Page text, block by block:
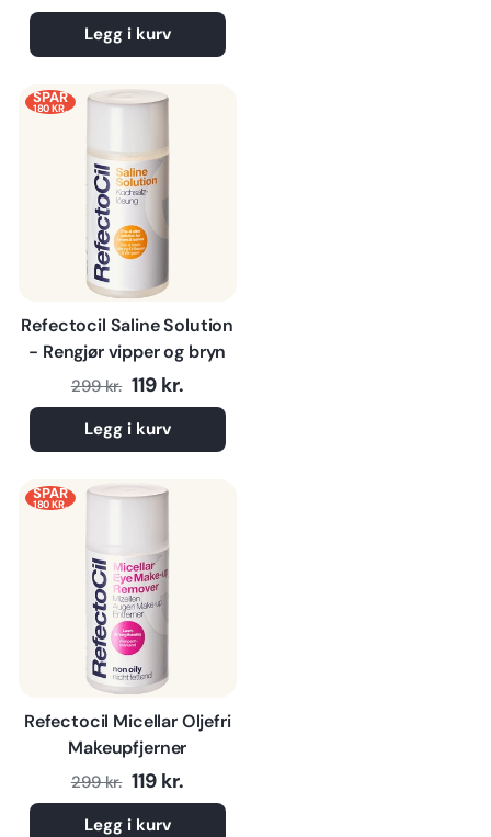
Legg i kurv
SPAR
180 KR.
Refectocil Saline Solution
- Rengjør vipper og bryn
Normalpris
299 kr. Tilbudspris
119 kr.
Legg i kurv
SPAR
180 KR.
Refectocil Micellar Oljefri
Makeupfjerner
Normalpris
299 kr. Tilbudspris
119 kr.
Legg i kurv